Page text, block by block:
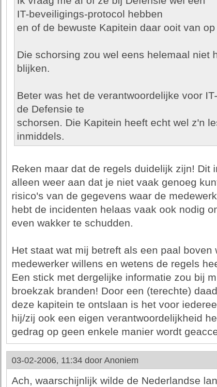
IT-beveiligings-protocol hebben
en of de bewuste Kapitein daar ooit van
Die schorsing zou wel eens helemaal niet
blijken.
Beter was het de verantwoordelijke voor
de Defensie te
schorsen. Die Kapitein heeft echt wel z'n
inmiddels.
Reken maar dat de regels duidelijk zijn! Dit
alleen weer aan dat je niet vaak genoeg
risico's van de gegevens waar de
hebt de incidenten helaas vaak ook nodig
even wakker te schudden.
Het staat wat mij betreft als een paal boven
medewerker willens en wetens de regels
Een stick met dergelijke informatie zou bij
broekzak branden! Door een (terechte)
deze kapitein te ontslaan is het voor
hij/zij ook een eigen verantwoordelijkheid
gedrag op geen enkele manier wordt
03-02-2006, 11:34 door Anoniem
Ach, waarschijnlijk wilde de Nederlandse